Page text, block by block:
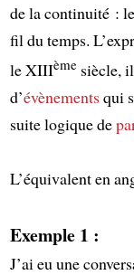
de la continuité :
fil du temps.
le XIIIèmesiècle,
d’évènementsqui
suite logique de
L’équivalent en
Exemple 1 :
J’ai eu une